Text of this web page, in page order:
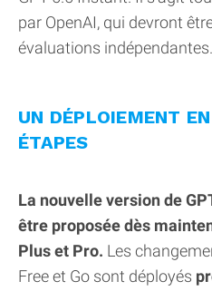
par OpenAI, qui devront
évaluations indépendantes.
UN DÉPLOIEMENT
ÉTAPES
La nouvelle version de
être proposée dès
Plus et Pro. Les
Free et Go sont déployés